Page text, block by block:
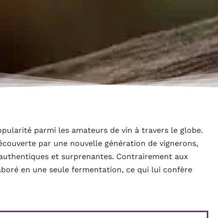
parmi les amateurs de vin à travers le globe.
par une nouvelle génération de vignerons,
et surprenantes. Contrairement aux
en une seule fermentation, ce qui lui confère